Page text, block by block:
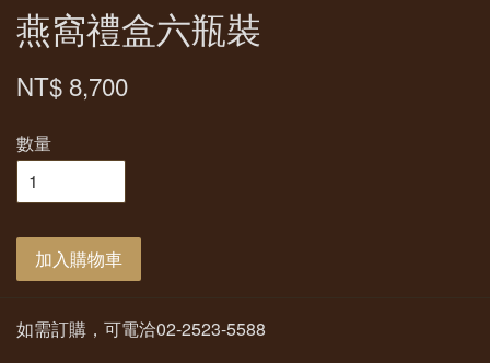
燕窩禮盒六瓶裝
NT$ 8,700
數量
加入購物車
如需訂購，可電洽02-2523-5588